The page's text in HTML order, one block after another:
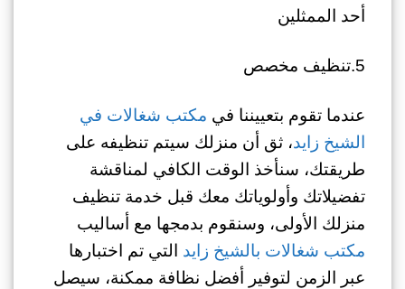
أحد الممثلين
5.تنظيف مخصص
عندما تقوم بتعييننا في مكتب شغالات في
الشيخ زايد، ثق أن منزلك سيتم تنظيفه على
طريقتك، سنأخذ الوقت الكافي لمناقشة
تفضيلاتك وأولوياتك معك قبل خدمة تنظيف
منزلك الأولى، وسنقوم بدمجها مع أساليب
مكتب شغالات بالشيخ زايد التي تم اختبارها
عبر الزمن لتوفير أفضل نظافة ممكنة، سيصل